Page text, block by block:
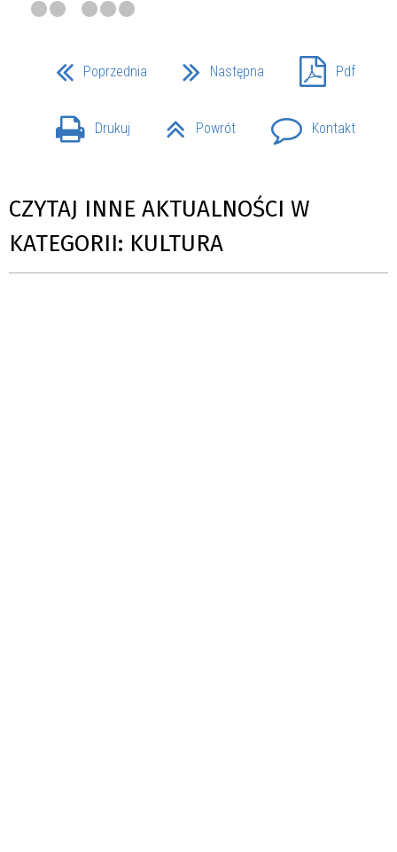
Poprzednia Następna Pdf
Drukuj Powrót Kontakt
CZYTAJ INNE AKTUALNOŚCI W
KATEGORII: KULTURA